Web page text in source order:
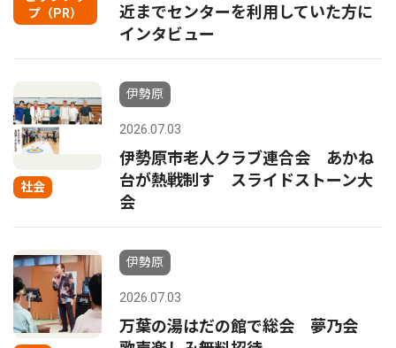
プ（PR）
近までセンターを利用していた方に
インタビュー
社会
伊勢原
2026.07.03
伊勢原市老人クラブ連合会 あかね
台が熱戦制す スライドストーン大
会
伊勢原
2026.07.03
万葉の湯はだの館で総会 夢乃会